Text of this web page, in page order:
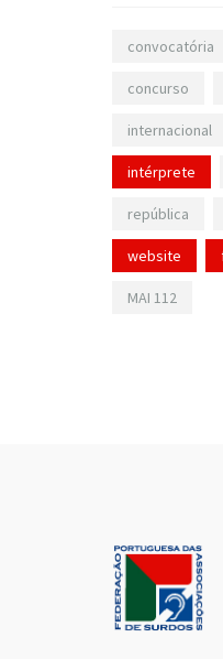
convocatória
concurso
internacional
intérprete
república
website
MAI 112